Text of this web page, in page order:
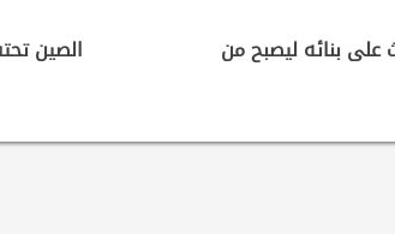
بنائه ليصبح من